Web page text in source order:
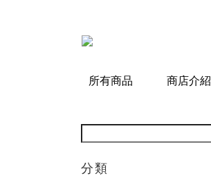
所有商品 商店介紹
分類